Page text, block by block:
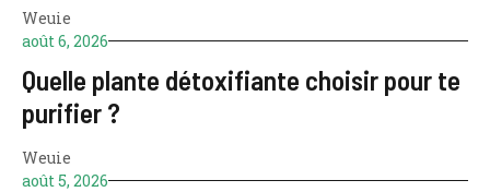
Weuie
août 6, 2026
Quelle plante détoxifiante choisir pour te
purifier ?
Weuie
août 5, 2026